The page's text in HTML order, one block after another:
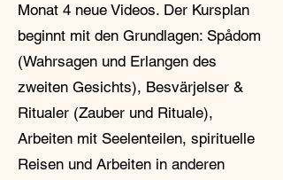
Monat 4 neue Videos. Der Kursplan
beginnt mit den Grundlagen: Spådom
(Wahrsagen und Erlangen des
zweiten Gesichts), Besvärjelser &
Ritualer (Zauber und Rituale),
Arbeiten mit Seelenteilen, spirituelle
Reisen und Arbeiten in anderen